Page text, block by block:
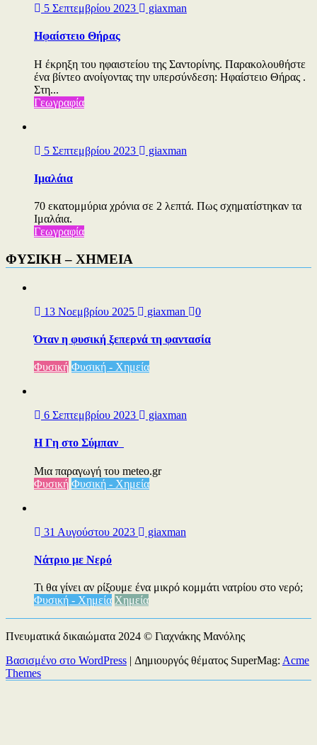
5 Σεπτεμβρίου 2023 giaxman
Ηφαίστειο Θήρας
Η έκρηξη του ηφαιστείου της Σαντορίνης. Παρακολουθήστε
ένα βίντεο ανοίγοντας την υπερσύνδεση: Ηφαίστειο Θήρας .
Στη...
Γεωγραφία
5 Σεπτεμβρίου 2023 giaxman
Ιμαλάια
70 εκατομμύρια χρόνια σε 2 λεπτά. Πως σχηματίστηκαν τα
Ιμαλάια.
Γεωγραφία
ΦΥΣΙΚΗ – ΧΗΜΕΙΑ
13 Νοεμβρίου 2025 giaxman 0
Όταν η φυσική ξεπερνά τη φαντασία
Φυσική Φυσική - Χημεία
6 Σεπτεμβρίου 2023 giaxman
Η Γη στο Σύμπαν
Μια παραγωγή του meteo.gr
Φυσική Φυσική - Χημεία
31 Αυγούστου 2023 giaxman
Νάτριο με Νερό
Τι θα γίνει αν ρίξουμε ένα μικρό κομμάτι νατρίου στο νερό;
Φυσική - Χημεία Χημεία
Πνευματικά δικαιώματα 2024 © Γιαχνάκης Μανόλης
Βασισμένο στο WordPress | Δημιουργός θέματος SuperMag: Acme
Themes